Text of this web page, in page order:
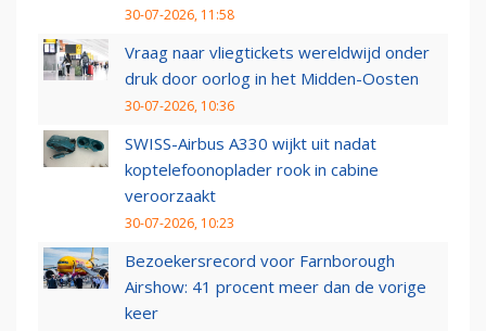
30-07-2026, 11:58
Vraag naar vliegtickets wereldwijd onder
druk door oorlog in het Midden-Oosten
30-07-2026, 10:36
SWISS-Airbus A330 wijkt uit nadat
koptelefoonoplader rook in cabine
veroorzaakt
30-07-2026, 10:23
Bezoekersrecord voor Farnborough
Airshow: 41 procent meer dan de vorige
keer